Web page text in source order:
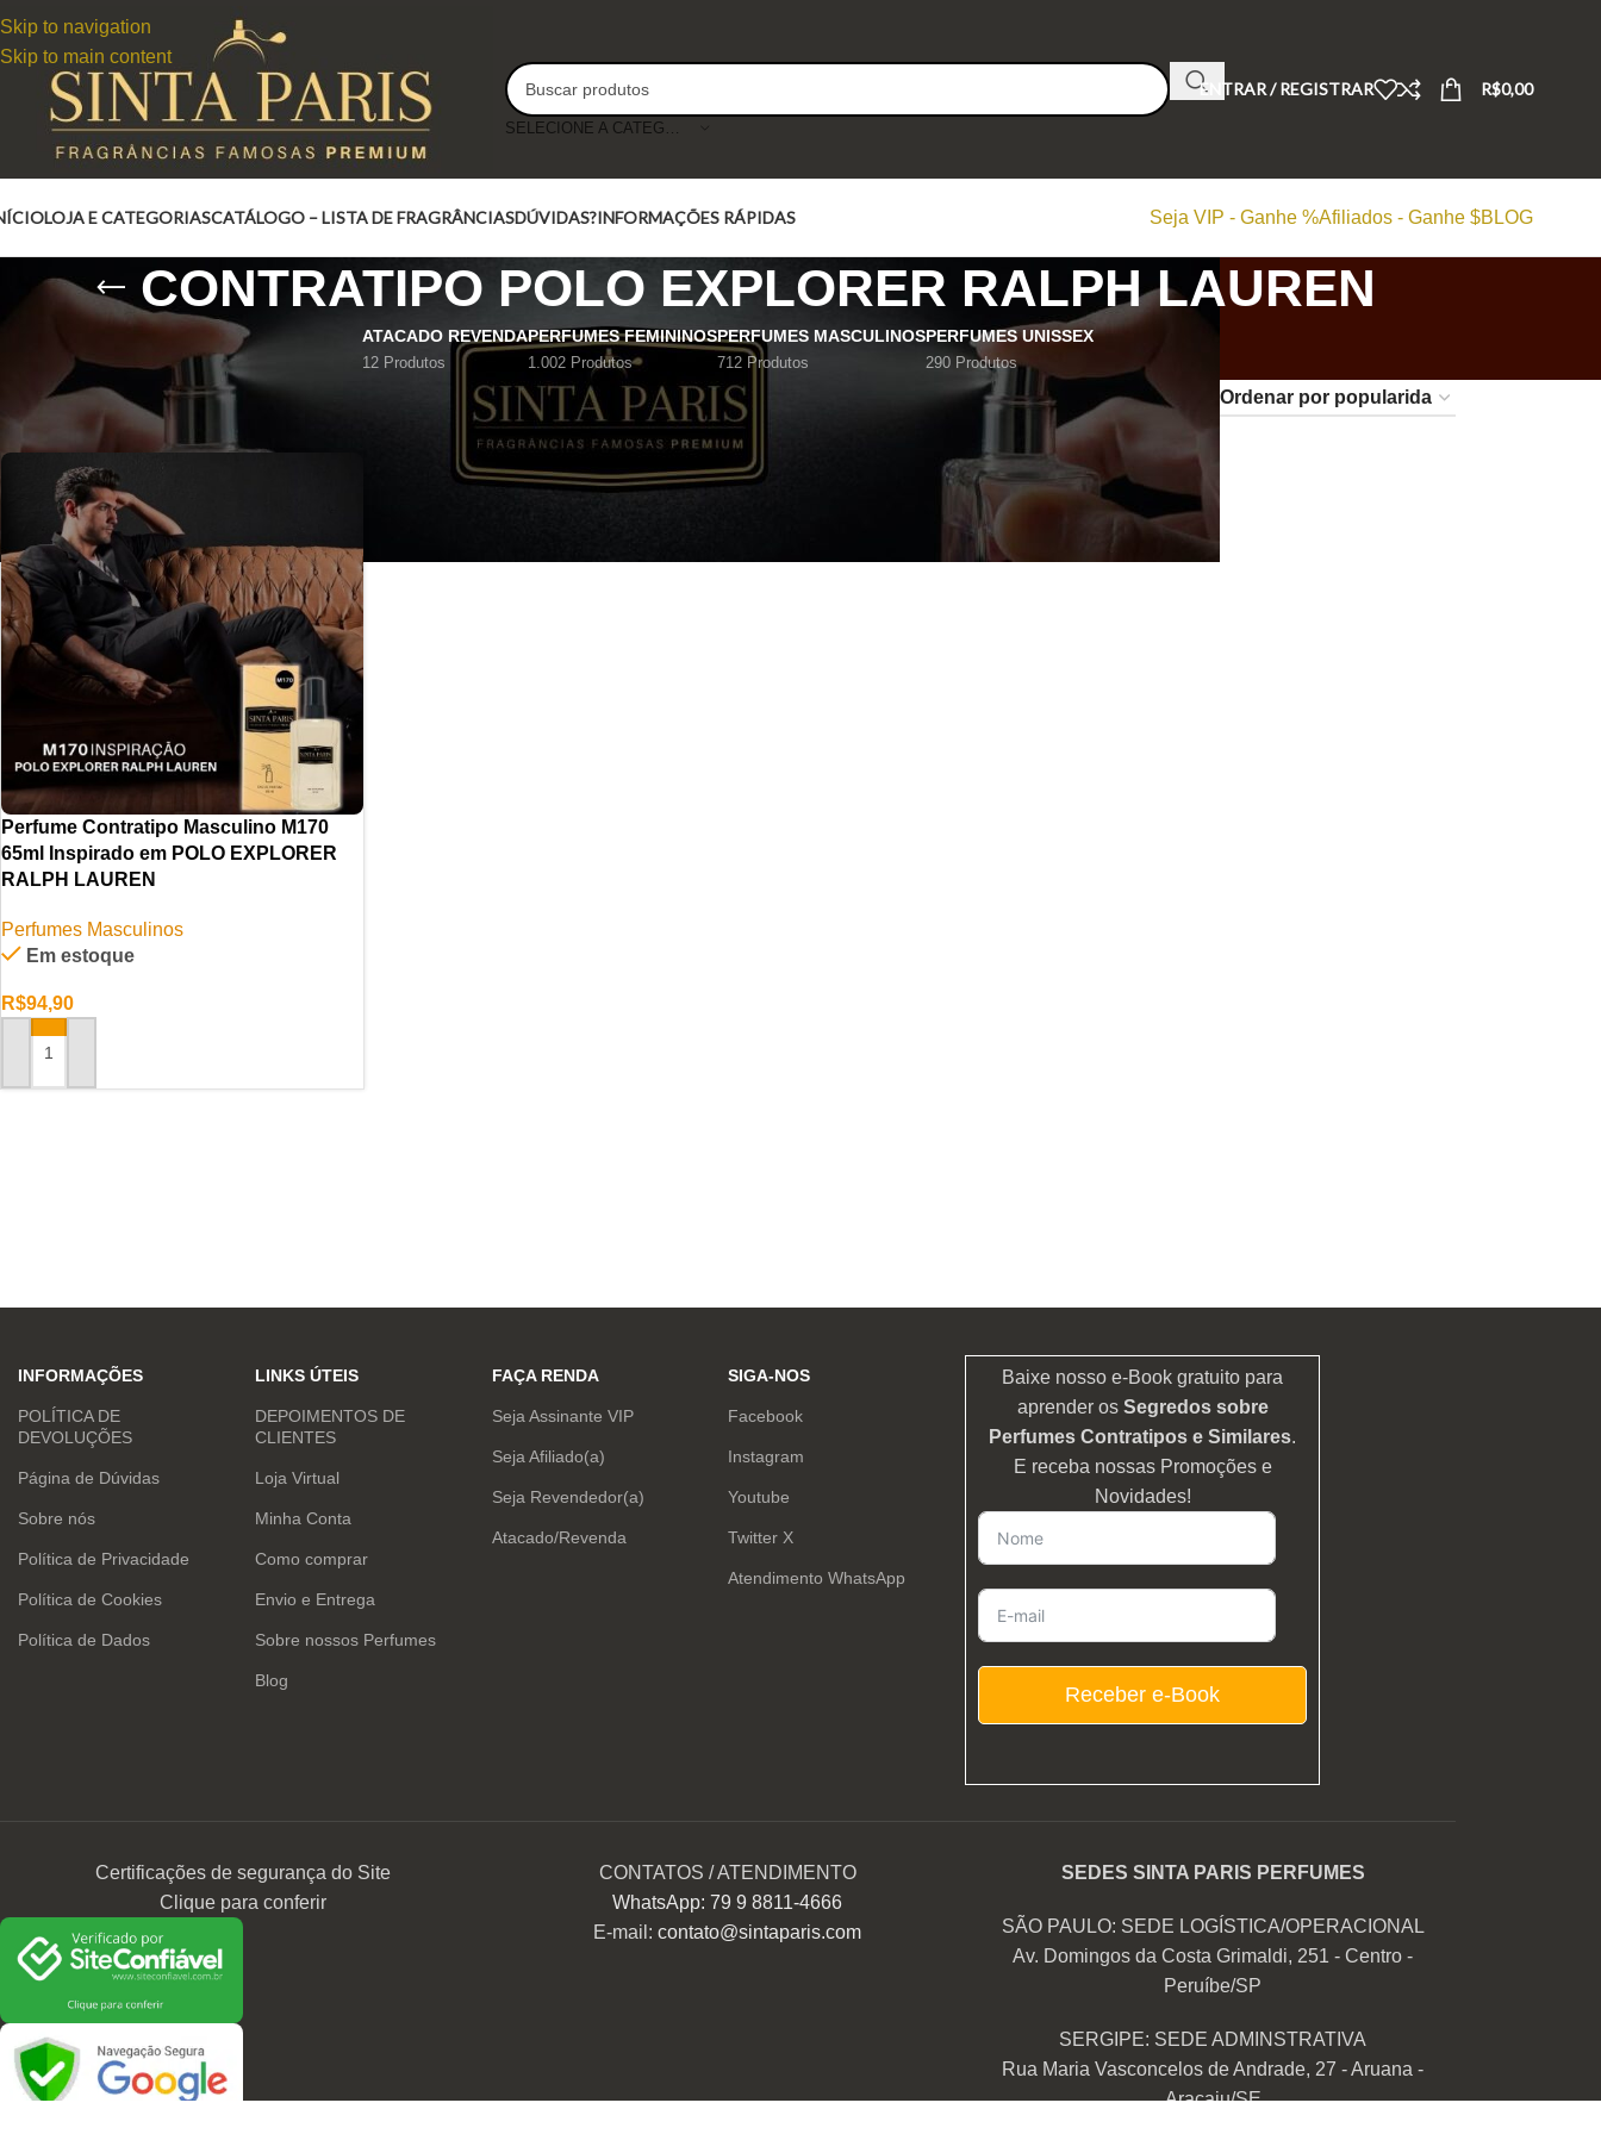
Skip to navigation
Skip to main content
SELECIONE A CATEGORIA
ENTRAR / REGISTRAR R$0,00
LOJA E CATEGORIASCATÁLOGO – LISTA DE FRAGRÂNCIASDÚVIDAS?INFORMAÇÕES RÁPIDAS Seja VIP - Ganhe %Afiliados - Ganhe $BLOG
CONTRATIPO POLO EXPLORER RALPH LAUREN
ATACADO REVENDA
12 Produtos
PERFUMES FEMININOS
1.002 Produtos
PERFUMES MASCULINOS
712 Produtos
PERFUMES UNISSEX
290 Produtos
CONTRATIPO POLO EXPLORER RALPH LAUREN Mostrar 9 12 18 24
Perfume Contratipo Masculino M170
65ml Inspirado em POLO EXPLORER
RALPH LAUREN
Perfumes Masculinos
Em estoque
R$94,90
ADICIONAR AO CARRINHO
INFORMAÇÕES
POLÍTICA DE
DEVOLUÇÕES
Página de Dúvidas
Sobre nós
Política de Privacidade
Política de Cookies
Política de Dados
LINKS ÚTEIS
DEPOIMENTOS DE
CLIENTES
Loja Virtual
Minha Conta
Como comprar
Envio e Entrega
Sobre nossos Perfumes
Blog
FAÇA RENDA
Seja Assinante VIP
Seja Afiliado(a)
Seja Revendedor(a)
Atacado/Revenda
SIGA-NOS
Facebook
Instagram
Youtube
Twitter X
Atendimento WhatsApp
Baixe nosso e-Book gratuito para
aprender os Segredos sobre
Perfumes Contratipos e Similares.
E receba nossas Promoções e
Novidades!
Receber e-Book
Certificações de segurança do Site
Clique para conferir
CONTATOS / ATENDIMENTO
WhatsApp: 79 9 8811-4666
E-mail:contato@sintaparis.com
SEDES SINTA PARIS PERFUMES
SÃO PAULO: SEDE LOGÍSTICA/OPERACIONAL
Av. Domingos da Costa Grimaldi, 251 - Centro -
Peruíbe/SP
SERGIPE: SEDE ADMINSTRATIVA
Rua Maria Vasconcelos de Andrade, 27 - Aruana -
Aracaju/SE